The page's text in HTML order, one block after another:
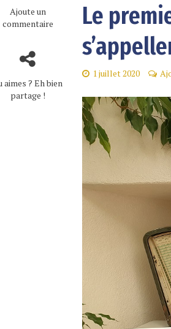
Ajoute un
commentaire
aimes ? Eh bien
partage !
Le
1 juillet 2020